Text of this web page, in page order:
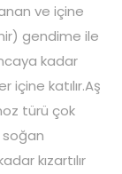
ve içine
gendime ile
kadar
içine katılır.Aş
türü çok
kızartılır